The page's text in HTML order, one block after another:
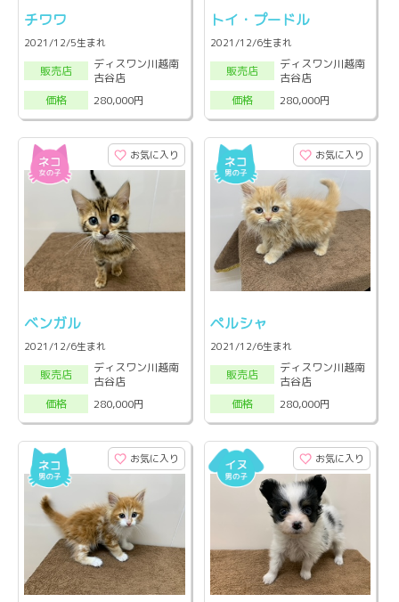
チワワ
2021/12/5生まれ
販売店
ディスワン川越南
古谷店
価格
280,000円
トイ・プードル
2021/12/6生まれ
販売店
ディスワン川越南
古谷店
価格
280,000円
お気に入り
ベンガル
2021/12/6生まれ
販売店
ディスワン川越南
古谷店
価格
280,000円
お気に入り
ペルシャ
2021/12/6生まれ
販売店
ディスワン川越南
古谷店
価格
280,000円
お気に入り お気に入り